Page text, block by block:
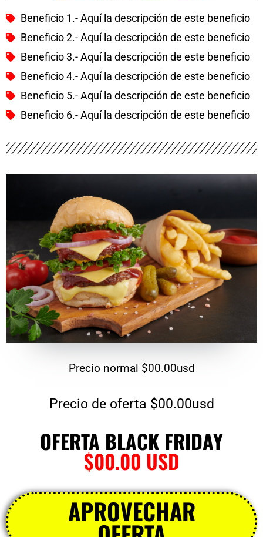
Beneficio 1.- Aquí la descripción de este beneficio
Beneficio 2.- Aquí la descripción de este beneficio
Beneficio 3.- Aquí la descripción de este beneficio
Beneficio 4.- Aquí la descripción de este beneficio
Beneficio 5.- Aquí la descripción de este beneficio
Beneficio 6.- Aquí la descripción de este beneficio
Precio normal $00.00usd
Precio de oferta $00.00usd
OFERTA BLACK FRIDAY
$00.00 USD
APROVECHAR